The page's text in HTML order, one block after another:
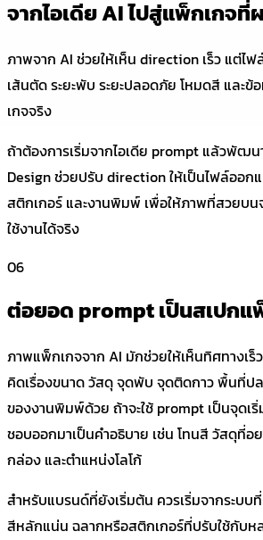
จากไอเดีย AI ไปสู่แพ็กเกจที่
ภาพจาก AI ช่วยให้เห็น direction เร็ว แต่ไ
เส้นตัด ระยะพับ ระยะปลอดภัย โหมดสี และ
เกจจริง
ถ้าต้องการเริ่มจากไอเดีย prompt แล้วพัฒน
Design ช่วยปรับ direction ให้เป็นไฟล์ออก
สติกเกอร์ และงานพิมพ์ เพื่อให้ภาพที่สวยบ
ใช้งานได้จริง
06
ต่อยอด prompt เป็นสเปกแ
ภาพแพ็กเกจจาก AI มักช่วยให้เห็นทิศทางเ
คิดเรื่องขนาด วัสดุ จุดพับ จุดติดกาว พื้นที่ป
ของงานพิมพ์ด้วย ถ้าจะใช้ prompt เป็นจุดเ
ชอบออกมาเป็นคำอธิบาย เช่น โทนสี วัสดุที่อ
กล่อง และตำแหน่งโลโก้
สำหรับแบรนด์ที่ยังเริ่มต้น ควรเริ่มจากระบบ
สีหลักแน่น ฉลากหรือสติกเกอร์ที่ปรับใช้กับห